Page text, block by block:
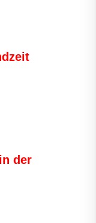
der